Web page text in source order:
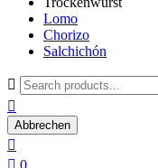
Lomo
Chorizo
Salchichón


Abbrechen

 0